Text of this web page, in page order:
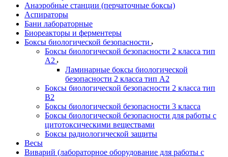
Анаэробные станции (перчаточные боксы)
Аспираторы
Бани лабораторные
Биореакторы и ферментеры
Боксы биологической безопасности
Боксы биологической безопасности 2 класса тип
A2
Ламинарные боксы биологической
безопасности 2 класса тип A2
Боксы биологической безопасности 2 класса тип
B2
Боксы биологической безопасности 3 класса
Боксы биологической безопасности для работы с
цитотоксическими веществами
Боксы радиологической защиты
Весы
Виварий (лабораторное оборудование для работы с